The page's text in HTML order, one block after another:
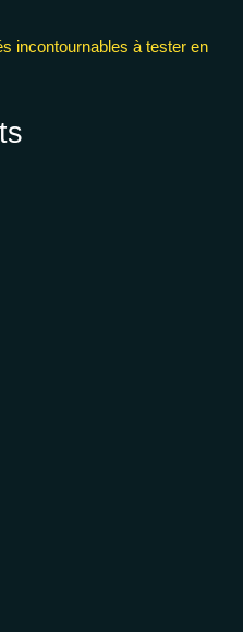
incontournables à tester en